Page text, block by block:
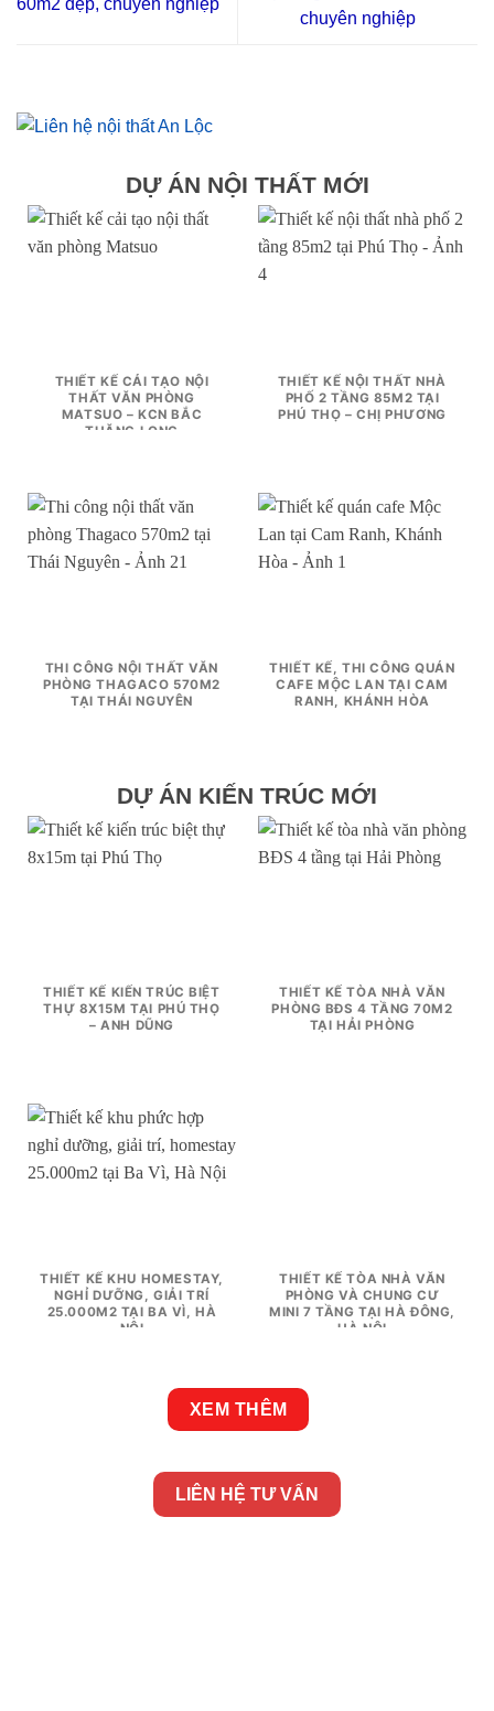
60m2 đẹp, chuyên nghiệp
chuyên nghiệp
DỰ ÁN NỘI THẤT MỚI
THIẾT KẾ CẢI TẠO NỘI
THẤT VĂN PHÒNG
MATSUO – KCN BẮC
THĂNG LONG
THIẾT KẾ NỘI THẤT NHÀ
PHỐ 2 TẦNG 85M2 TẠI
PHÚ THỌ – CHỊ PHƯƠNG
THI CÔNG NỘI THẤT VĂN
PHÒNG THAGACO 570M2
TẠI THÁI NGUYÊN
THIẾT KẾ, THI CÔNG QUÁN
CAFE MỘC LAN TẠI CAM
RANH, KHÁNH HÒA
DỰ ÁN KIẾN TRÚC MỚI
THIẾT KẾ KIẾN TRÚC BIỆT
THỰ 8X15M TẠI PHÚ THỌ
– ANH DŨNG
THIẾT KẾ TÒA NHÀ VĂN
PHÒNG BĐS 4 TẦNG 70M2
TẠI HẢI PHÒNG
THIẾT KẾ KHU HOMESTAY,
NGHỈ DƯỠNG, GIẢI TRÍ
25.000M2 TẠI BA VÌ, HÀ
NỘI
THIẾT KẾ TÒA NHÀ VĂN
PHÒNG VÀ CHUNG CƯ
MINI 7 TẦNG TẠI HÀ ĐÔNG,
HÀ NỘI
XEM THÊM
LIÊN HỆ TƯ VẤN